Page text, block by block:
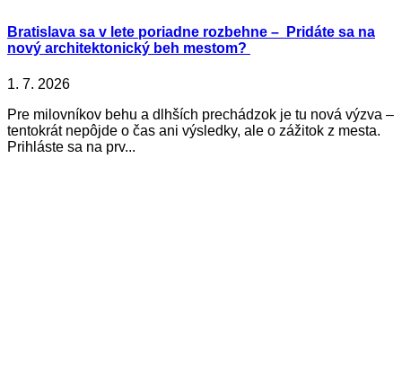
Bratislava sa v lete poriadne rozbehne – Pridáte sa na
nový architektonický beh mestom?
1. 7. 2026
Pre milovníkov behu a dlhších prechádzok je tu nová výzva –
tentokrát nepôjde o čas ani výsledky, ale o zážitok z mesta.
Prihláste sa na prv...